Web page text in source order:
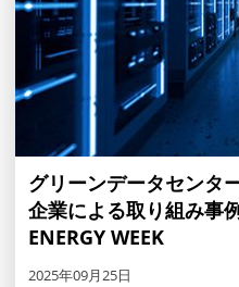
グリーンデータセンタ
企業による取り組み事
ENERGY WEEK
2025年09月25日